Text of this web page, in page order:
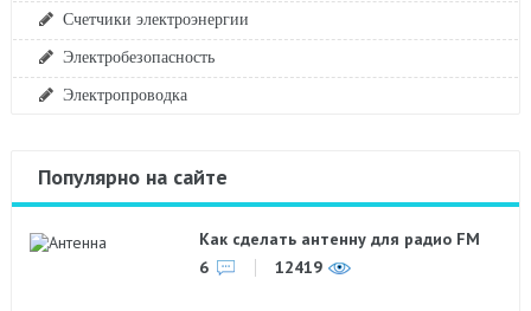
Счетчики электроэнергии
Электробезопасность
Электропроводка
Популярно на сайте
Как сделать антенну для радио FM
6
12419